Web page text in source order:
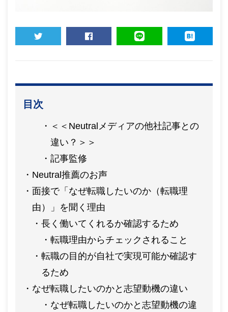
目次
＜＜Neutralメディアの他社記事との
違い？＞＞
記事監修
Neutral推薦のお声
面接で「なぜ転職したいのか（転職理
由）」を聞く理由
長く働いてくれるか確認するため
転職理由からチェックされること
転職の目的が自社で実現可能か確認す
るため
なぜ転職したいのかと志望動機の違い
なぜ転職したいのかと志望動機の違